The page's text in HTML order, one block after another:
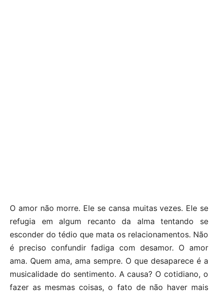
O amor não morre. Ele se cansa muitas vezes. Ele se
refugia em algum recanto da alma tentando se
esconder do tédio que mata os relacionamentos. Não
é preciso confundir fadiga com desamor. O amor
ama. Quem ama, ama sempre. O que desaparece é a
musicalidade do sentimento. A causa? O cotidiano, o
fazer as mesmas coisas, o fato de não haver mais